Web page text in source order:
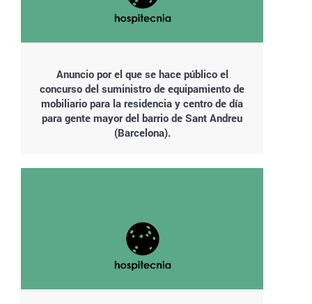
Anuncio por el que se hace público el
concurso del suministro de equipamiento de
mobiliario para la residencia y centro de día
para gente mayor del barrio de Sant Andreu
(Barcelona).